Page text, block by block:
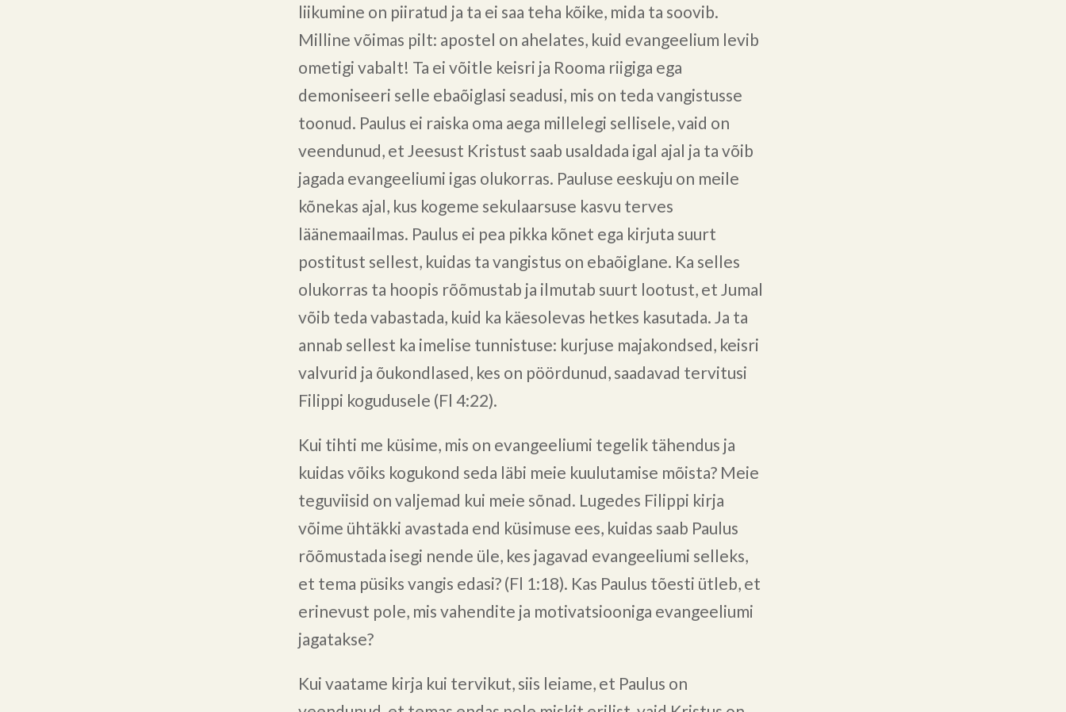
liikumine on piiratud ja ta ei saa teha kõike, mida ta soovib.
Milline võimas pilt: apostel on ahelates, kuid evangeelium levib
ometigi vabalt! Ta ei võitle keisri ja Rooma riigiga ega
demoniseeri selle ebaõiglasi seadusi, mis on teda vangistusse
toonud. Paulus ei raiska oma aega millelegi sellisele, vaid on
veendunud, et Jeesust Kristust saab usaldada igal ajal ja ta võib
jagada evangeeliumi igas olukorras. Pauluse eeskuju on meile
kõnekas ajal, kus kogeme sekulaarsuse kasvu terves
läänemaailmas. Paulus ei pea pikka kõnet ega kirjuta suurt
postitust sellest, kuidas ta vangistus on ebaõiglane. Ka selles
olukorras ta hoopis rõõmustab ja ilmutab suurt lootust, et Jumal
võib teda vabastada, kuid ka käesolevas hetkes kasutada. Ja ta
annab sellest ka imelise tunnistuse: kurjuse majakondsed, keisri
valvurid ja õukondlased, kes on pöördunud, saadavad tervitusi
Filippi kogudusele (Fl 4:22).
Kui tihti me küsime, mis on evangeeliumi tegelik tähendus ja
kuidas võiks kogukond seda läbi meie kuulutamise mõista? Meie
teguviisid on valjemad kui meie sõnad. Lugedes Filippi kirja
võime ühtäkki avastada end küsimuse ees, kuidas saab Paulus
rõõmustada isegi nende üle, kes jagavad evangeeliumi selleks,
et tema püsiks vangis edasi? (Fl 1:18). Kas Paulus tõesti ütleb, et
erinevust pole, mis vahendite ja motivatsiooniga evangeeliumi
jagatakse?
Kui vaatame kirja kui tervikut, siis leiame, et Paulus on